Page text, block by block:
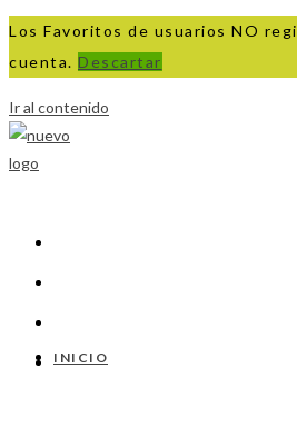
Los Favoritos de usuarios NO
cuenta. Descartar
Ir al contenido
INICIO